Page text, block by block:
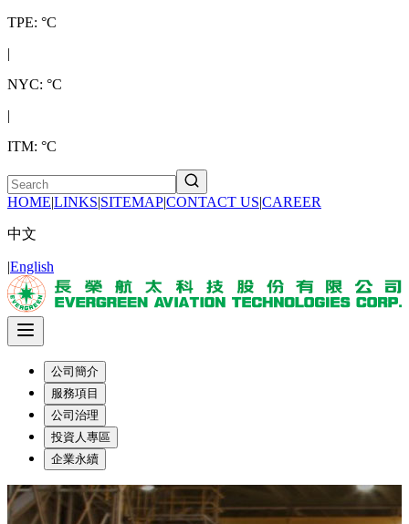
TPE: °C
|
NYC: °C
|
ITM: °C
HOME|LINKS|SITEMAP|CONTACT US|CAREER
中文
|English
公司簡介
服務項目
公司治理
投資人專區
企業永續